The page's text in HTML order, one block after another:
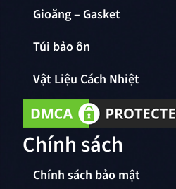
Gioăng – Gasket
Túi bảo ôn
Vật Liệu Cách Nhiệt
Chính sách
Chính sách bảo mật